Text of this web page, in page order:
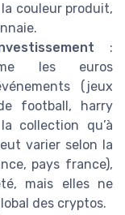
couleur produit,
:
les euros
(jeux
football, harry
collection qu’à
varier selon la
pays france),
mais elles ne
des cryptos.